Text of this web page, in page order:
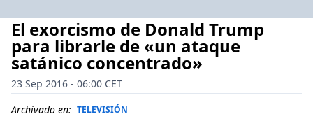
El exorcismo de Donald Trump
para librarle de «un ataque
satánico concentrado»
23 Sep 2016 - 06:00 CET
Archivado en: TELEVISIÓN